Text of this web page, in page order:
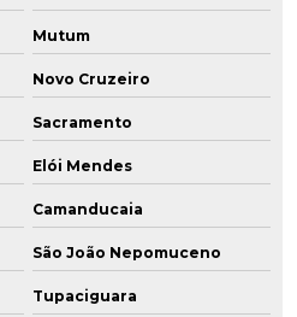
Mutum
Novo Cruzeiro
Sacramento
Elói Mendes
Camanducaia
São João Nepomuceno
Tupaciguara